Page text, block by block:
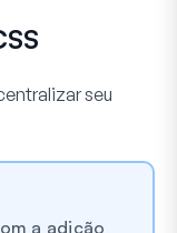
seu
a adição